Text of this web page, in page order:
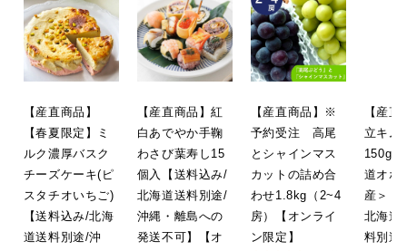
【産直商品】
【春夏限定】ミ
ルク濃厚バスク
チーズケーキ(ピ
スタチオいちご)
【送料込み/北海
道送料別途/沖
【産直商品】紅
白あでやか手鞠
わさび葉寿し15
個入【送料込み/
北海道送料別途/
沖縄・離島への
発送不可】【オ
【産直商品】※
予約受注 高尾
とシャインマス
カットの詰め合
わせ1.8kg（2~4
房）【オンライ
ン限定】
【産
立キム
道オホ
産＞【
北海道
料別途